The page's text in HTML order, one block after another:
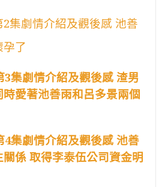
集劇情介紹及觀後感 池善
孕了
3集劇情介紹及觀後感 渣男
愛著池善雨和呂多景兩個
4集劇情介紹及觀後感 池善
係 取得李泰伍公司資金明